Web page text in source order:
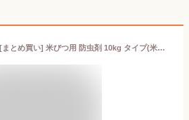
米唐番 お米の虫よけ [まとめ買い] 米びつ用 防虫剤 10kg タイプ(米びつ30kgまで) [日本製] ジェル 45g×3個 お米 米櫃 虫